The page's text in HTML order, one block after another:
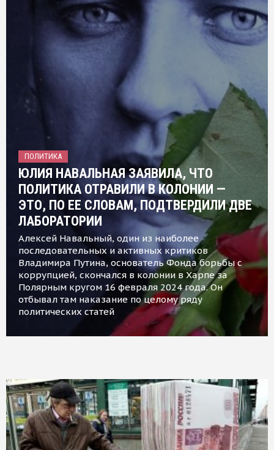
ПОЛИТИКА
ЮЛИЯ НАВАЛЬНАЯ ЗАЯВИЛА, ЧТО
ПОЛИТИКА ОТРАВИЛИ В КОЛОНИИ —
ЭТО, ПО ЕЕ СЛОВАМ, ПОДТВЕРДИЛИ ДВЕ
ЛАБОРАТОРИИ
Алексей Навальный, один из наиболее
последовательных и активных критиков
Владимира Путина, основатель Фонда борьбы с
коррупцией, скончался в колонии в Харпе за
Полярным кругом 16 февраля 2024 года. Он
отбывал там наказание по целому ряду
политических статей